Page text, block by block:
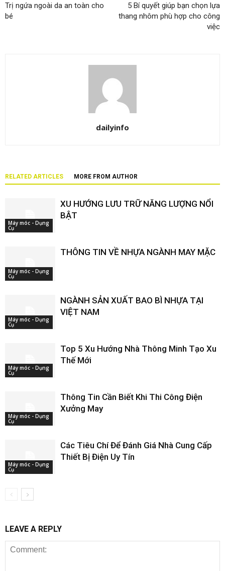
Trị ngứa ngoài da an toàn cho
bé
5 Bí quyết giúp bạn chọn lựa
thang nhôm phù hợp cho công
việc
dailyinfo
RELATED ARTICLES MORE FROM AUTHOR
Máy móc - Dụng
Cụ
XU HƯỚNG LƯU TRỮ NĂNG LƯỢNG NỔI
BẬT
Máy móc - Dụng
Cụ
THÔNG TIN VỀ NHỰA NGÀNH MAY MẶC
Máy móc - Dụng
Cụ
NGÀNH SẢN XUẤT BAO BÌ NHỰA TẠI
VIỆT NAM
Máy móc - Dụng
Cụ
Top 5 Xu Hướng Nhà Thông Minh Tạo Xu
Thế Mới
Máy móc - Dụng
Cụ
Thông Tin Cần Biết Khi Thi Công Điện
Xưởng May
Máy móc - Dụng
Cụ
Các Tiêu Chí Để Đánh Giá Nhà Cung Cấp
Thiết Bị Điện Uy Tín
LEAVE A REPLY